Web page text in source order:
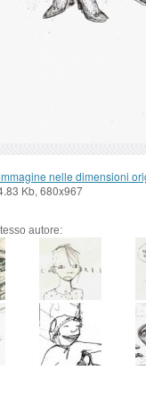
nelle dimensioni
Kb, 680x967
autore: